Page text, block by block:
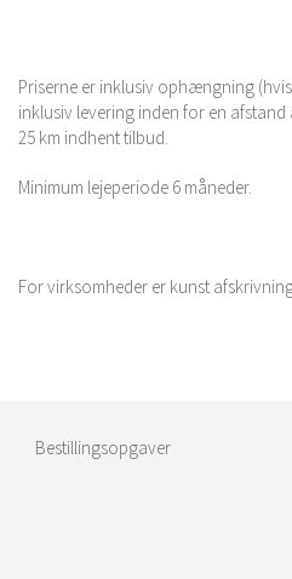
Priserne er inklusiv ophængning
inklusiv levering inden for en afstand
25 km indhent tilbud.
Minimum lejeperiode 6 måneder.
For virksomheder er kunst
Bestillingsopgaver